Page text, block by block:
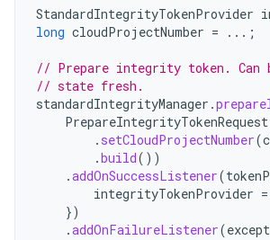
StandardIntegrityTokenProvider
long cloudProjectNumber = ...;
// Prepare integrity token. Can
// state fresh.
standardIntegrityManager .
PrepareIntegrityTokenRequest
. setCloudProjectNumber(
.build())
.addOnSuccessListener(
integrityTokenProvider =
})
.addOnFailureListener(